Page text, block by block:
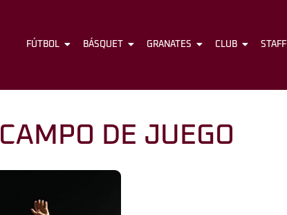
FÚTBOL BÁSQUET GRANATES
FÚTBOL BÁSQUET GRANATES CLUB STAFF
CAMPO DE JUEGO